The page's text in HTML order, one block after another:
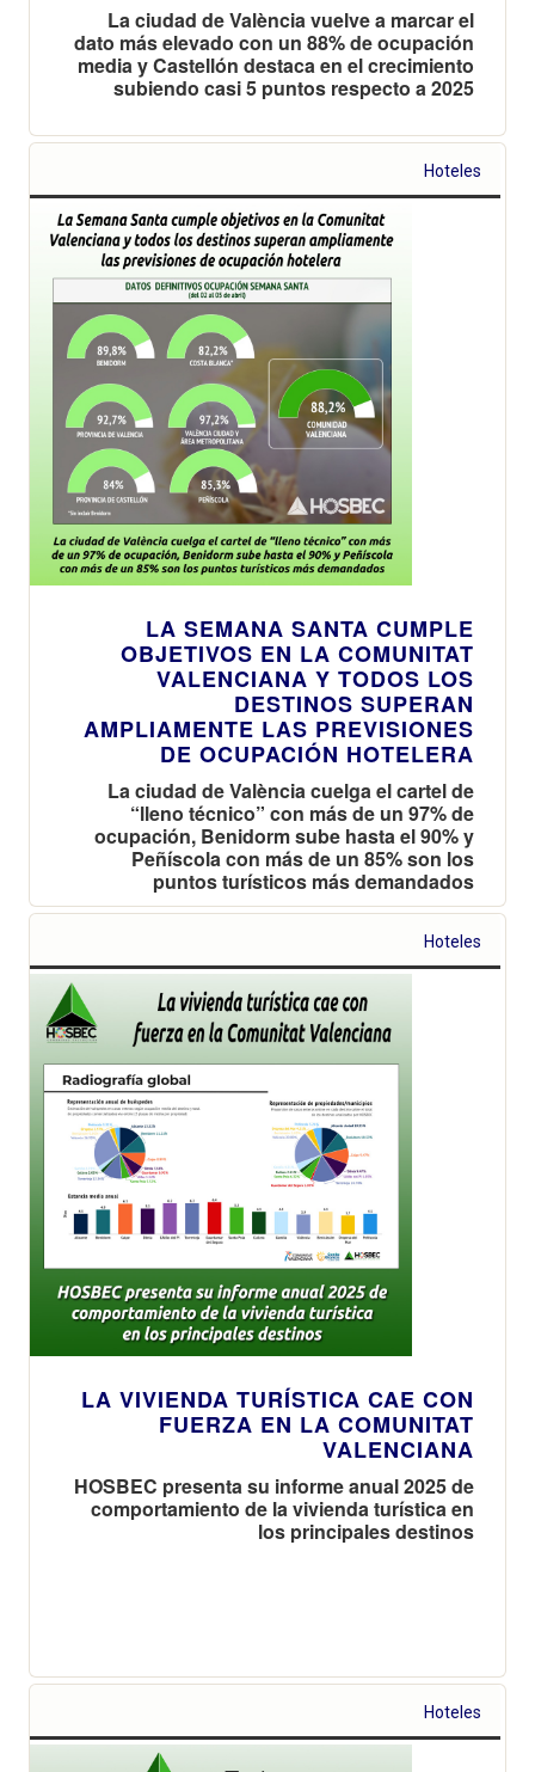
La ciudad de València vuelve a marcar el
dato más elevado con un 88% de ocupación
media y Castellón destaca en el crecimiento
subiendo casi 5 puntos respecto a 2025
Hoteles
LA SEMANA SANTA CUMPLE
OBJETIVOS EN LA COMUNITAT
VALENCIANA Y TODOS LOS
DESTINOS SUPERAN
AMPLIAMENTE LAS PREVISIONES
DE OCUPACIÓN HOTELERA
La ciudad de València cuelga el cartel de
“lleno técnico” con más de un 97% de
ocupación, Benidorm sube hasta el 90% y
Peñíscola con más de un 85% son los
puntos turísticos más demandados
Hoteles
LA VIVIENDA TURÍSTICA CAE CON
FUERZA EN LA COMUNITAT
VALENCIANA
HOSBEC presenta su informe anual 2025 de
comportamiento de la vivienda turística en
los principales destinos
Hoteles